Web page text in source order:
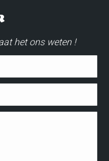
het ons weten !